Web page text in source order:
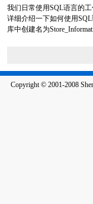
我们日常使用SQL语言的
详细介绍一下如何使用
库中创建名为
Copyright © 2001-2008